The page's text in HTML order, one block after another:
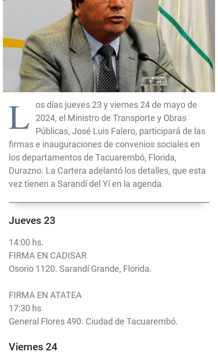
L
os días jueves 23 y viernes 24 de mayo de
2024, el Ministro de Transporte y Obras
Públicas, José Luis Falero, participará de las
firmas e inauguraciones de convenios sociales en
los departamentos de Tacuarembó, Florida,
Durazno. La Cartera adelantó los detalles, que esta
vez tienen a Sarandí del Yí en la agenda.
Jueves 23
14:00 hs.
FIRMA EN CADISAR
Osorio 1120. Sarandí Grande, Florida.
FIRMA EN ATATEA
17:30 hs
General Flores 490. Ciudad de Tacuarembó.
Viernes 24